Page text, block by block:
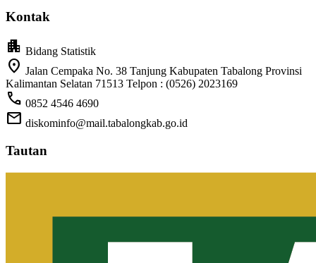
Kontak
apartment Bidang Statistik
location_on Jalan Cempaka No. 38 Tanjung Kabupaten Tabalong Provinsi
Kalimantan Selatan 71513 Telpon : (0526) 2023169
call 0852 4546 4690
mail diskominfo@mail.tabalongkab.go.id
Tautan